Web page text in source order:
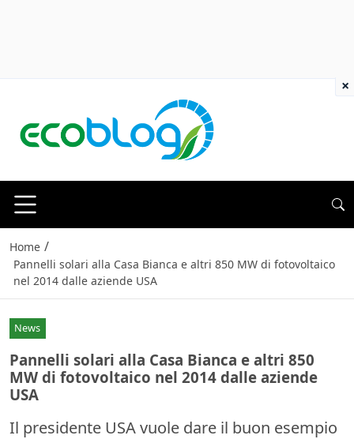
Home /
Pannelli solari alla Casa Bianca e altri 850 MW di fotovoltaico
nel 2014 dalle aziende USA
News
Pannelli solari alla Casa Bianca e altri 850
MW di fotovoltaico nel 2014 dalle aziende
USA
Il presidente USA vuole dare il buon esempio
×